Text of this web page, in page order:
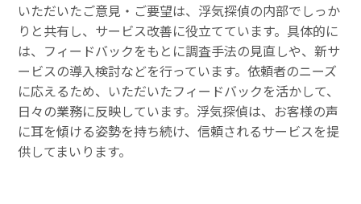
いただいたご意見・ご要望は、浮気探偵の内部でしっか
りと共有し、サービス改善に役立てています。具体的に
は、フィードバックをもとに調査手法の見直しや、新サ
ービスの導入検討などを行っています。依頼者のニーズ
に応えるため、いただいたフィードバックを活かして、
日々の業務に反映しています。浮気探偵は、お客様の声
に耳を傾ける姿勢を持ち続け、信頼されるサービスを提
供してまいります。